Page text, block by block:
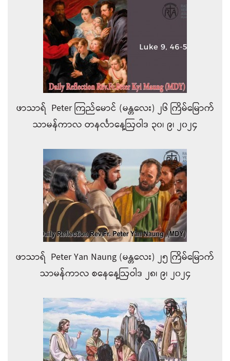
ဖာသာရ် Peter ကြည်မောင် (မန္တလေး) ၂၆ ကြိမ်မြောက်
သာမန်ကာလ တနင်္လာနေ့ဩဝါဒ ၃၀၊ ၉၊ ၂၀၂၄
ဖာသာရ် Peter Yan Naung (မန္တလေး) ၂၅ ကြိမ်မြောက်
သာမန်ကာလ စနေနေ့ဩဝါဒ ၂၈၊ ၉၊ ၂၀၂၄